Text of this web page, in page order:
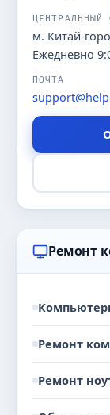
ЦЕНТРАЛЬНЫЙ
м. Китай-
Ежедневно
ПОЧТА
Ремонт
Ремонт
Ремонт